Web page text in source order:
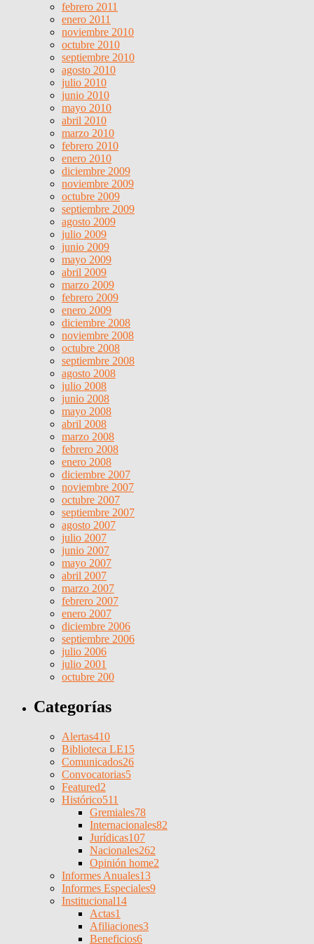
febrero 2011
enero 2011
noviembre 2010
octubre 2010
septiembre 2010
agosto 2010
julio 2010
junio 2010
mayo 2010
abril 2010
marzo 2010
febrero 2010
enero 2010
diciembre 2009
noviembre 2009
octubre 2009
septiembre 2009
agosto 2009
julio 2009
junio 2009
mayo 2009
abril 2009
marzo 2009
febrero 2009
enero 2009
diciembre 2008
noviembre 2008
octubre 2008
septiembre 2008
agosto 2008
julio 2008
junio 2008
mayo 2008
abril 2008
marzo 2008
febrero 2008
enero 2008
diciembre 2007
noviembre 2007
octubre 2007
septiembre 2007
agosto 2007
julio 2007
junio 2007
mayo 2007
abril 2007
marzo 2007
febrero 2007
enero 2007
diciembre 2006
septiembre 2006
julio 2006
julio 2001
octubre 200
Categorías
Alertas410
Biblioteca LE15
Comunicados26
Convocatorias5
Featured2
Histórico511
Gremiales78
Internacionales82
Jurídicas107
Nacionales262
Opinión home2
Informes Anuales13
Informes Especiales9
Institucional14
Actas1
Afiliaciones3
Beneficios6